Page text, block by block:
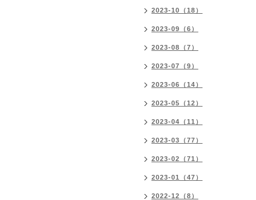
2023-10（18）
2023-09（6）
2023-08（7）
2023-07（9）
2023-06（14）
2023-05（12）
2023-04（11）
2023-03（77）
2023-02（71）
2023-01（47）
2022-12（8）